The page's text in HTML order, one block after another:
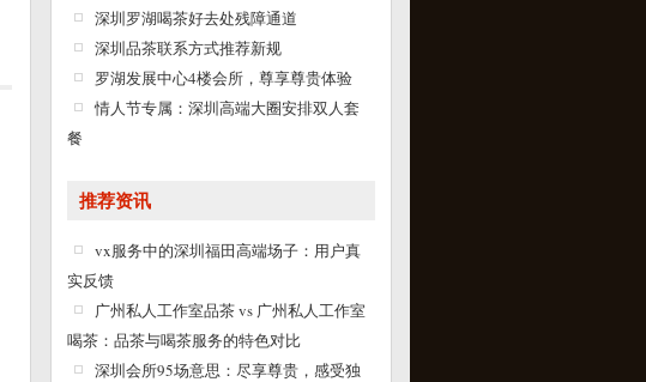
深圳罗湖喝茶好去处残障通道
深圳品茶联系方式推荐新规
罗湖发展中心4楼会所，尊享尊贵体验
情人节专属：深圳高端大圈安排双人套
餐
推荐资讯
vx服务中的深圳福田高端场子：用户真
实反馈
‌广州私人工作室品茶 vs 广州私人工作室
喝茶‌：品茶与喝茶服务的特色对比
深圳会所95场意思：尽享尊贵，感受独